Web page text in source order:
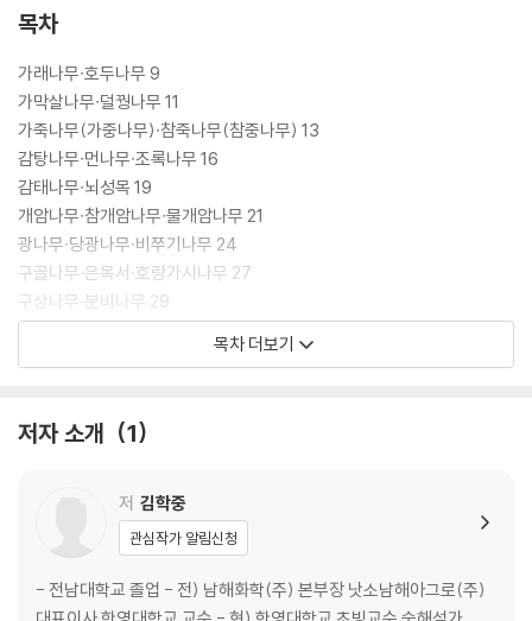
목차
가래나무∙호두나무 9
가막살나무∙덜꿩나무 11
가죽나무(가중나무)∙참죽나무(참중나무) 13
감탕나무∙먼나무∙조록나무 16
감태나무∙뇌성목 19
개암나무∙참개암나무∙물개암나무 21
광나무∙당광나무∙비쭈기나무 24
구골나무∙은목서∙호랑가시나무 27
구상나무∙분비나무 29
굴거리나무∙좀굴거리나무 33
까마귀밥나무∙명자순 40
꽝꽝나무∙회양목 45
--------------------------------------------------
노각나무∙육박나무 47
목차 더보기
저자 소개 1
저 김학중
관심작가 알림신청
- 전남대학교 졸업 - 전) 남해화학(주) 본부장 낫소남해아그로(주)